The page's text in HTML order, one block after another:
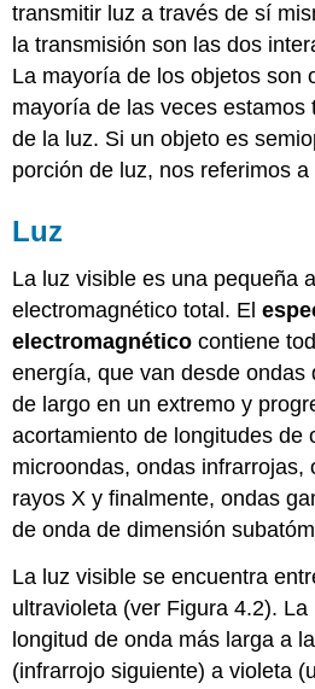
transmitir luz a través de sí
la transmisión son las dos
La mayoría de los objetos son
mayoría de las veces estamos
de la luz. Si un objeto es
porción de luz, nos referimos
Luz
La luz visible es una pequeña
electromagnético total. El
electromagnético contiene
energía, que van desde ondas
de largo en un extremo y
acortamiento de longitudes de
microondas, ondas infrarrojas,
rayos X y finalmente, ondas
de onda de dimensión
La luz visible se encuentra
ultravioleta (ver Figura 4.2).
longitud de onda más larga a
(infrarrojo siguiente) a violeta